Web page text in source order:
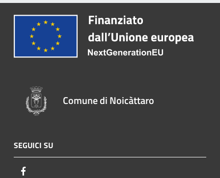
Comune di Noicàttaro
SEGUICI SU